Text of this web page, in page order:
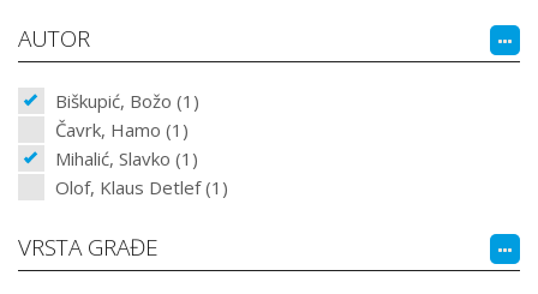
AUTOR
Biškupić, Božo (1)
Čavrk, Hamo (1)
Mihalić, Slavko (1)
Olof, Klaus Detlef (1)
VRSTA GRAĐE